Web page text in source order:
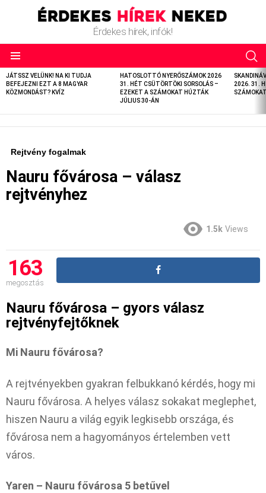
Érdekes hírek, infók!
LATEST
STORIES
JÁTSSZ VELÜNK! NA KI TUDJA
BEFEJEZNI EZT A 8 MAGYAR
KÖZMONDÁST? KVÍZ
HATOSLOTTÓ NYERŐSZÁMOK 2026
31. HÉT CSÜTÖRTÖKI SORSOLÁS –
EZEKET A SZÁMOKAT HÚZTÁK
JÚLIUS 30-ÁN
2026. 31.
Rejtvény fogalmak
Nauru fővárosa – válasz
rejtvényhez
1.5k Views
163
megosztás
Nauru fővárosa – gyors válasz
rejtvényfejtőknek
Mi Nauru fővárosa?
A rejtvényekben gyakran felbukkanó kérdés, hogy mi
Nauru fővárosa. A helyes válasz sokakat meglephet,
hiszen Nauru a világ egyik legkisebb országa, és
fővárosa nem a hagyományos értelemben vett
város.
Yaren – Nauru fővárosa 5 betűvel